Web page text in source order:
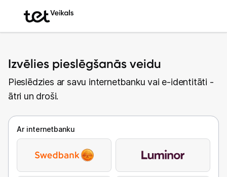
Izvēlies pieslēgšanās veidu
Pieslēdzies ar savu internetbanku vai e-identitāti -
ātri un droši.
Ar internetbanku